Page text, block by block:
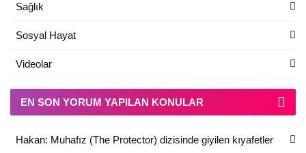
Sağlık
Sosyal Hayat
Videolar
EN SON YORUM YAPILAN KONULAR
Hakan: Muhafız (The Protector) dizisinde giyilen kıyafetler